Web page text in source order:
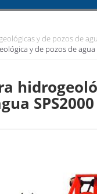
y de pozos de
y de pozos de agua
SPS2000